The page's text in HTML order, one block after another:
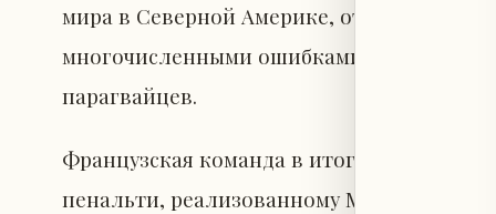
мира в Северной Америке, отметив, что
многочисленными ошибками и
парагвайцев.
Французская команда в итоге одержала
пенальти, реализованному Мбаппе во